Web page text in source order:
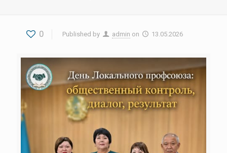
0 Published by admin on 13.05.2026